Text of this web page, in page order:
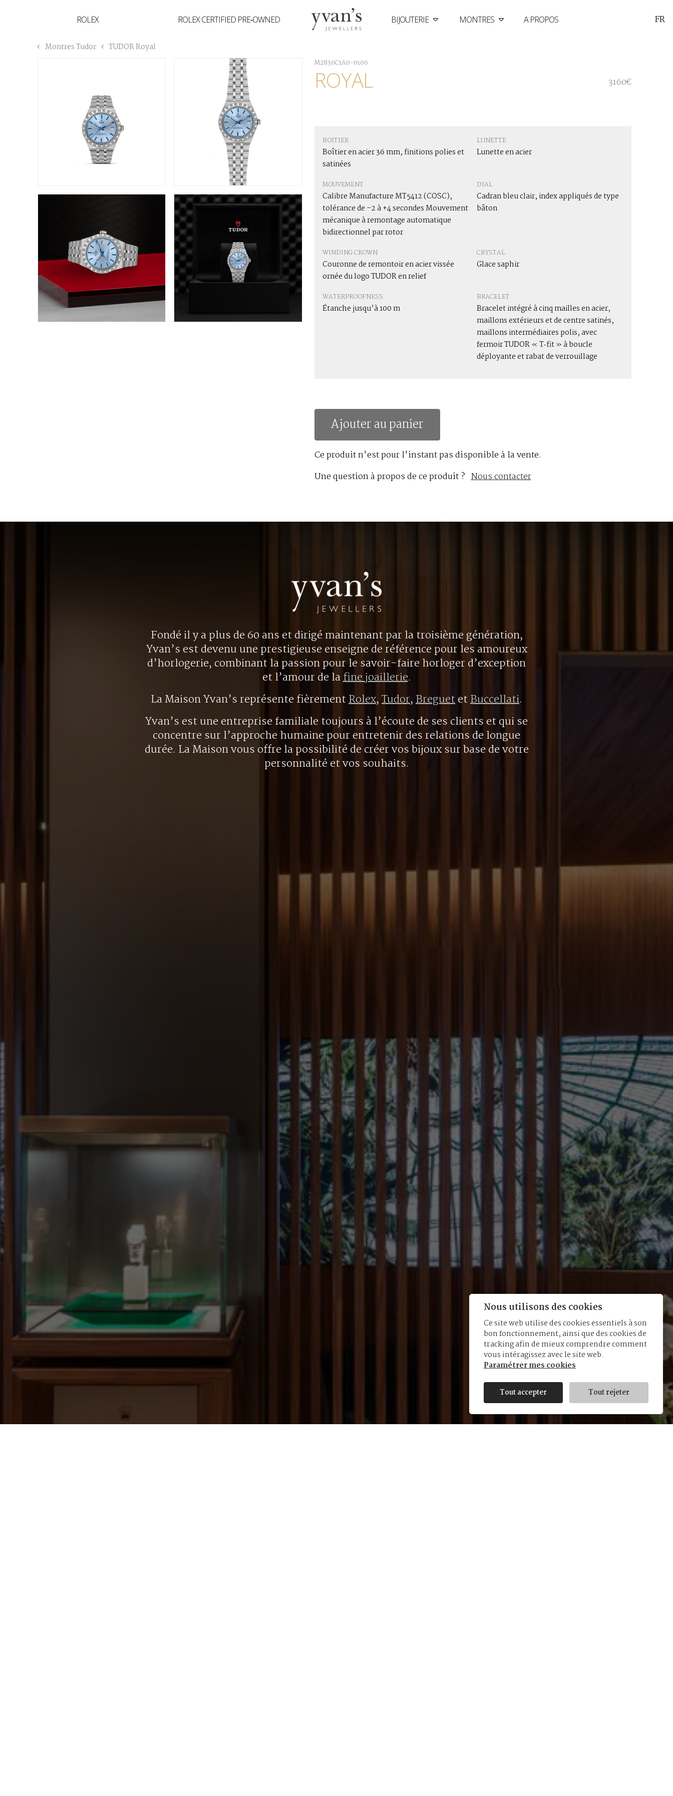
ROLEX ROLEX CERTIFIED PRE‑OWNED BIJOUTERIE
BUCCELLATI
MONTRES A PROPOS FR
Montres Tudor TUDOR Royal
M2836C1A0-0106
ROYAL 3160€
BOITIER
Boîtier en acier 36 mm, finitions polies et
satinées
LUNETTE
Lunette en acier
MOUVEMENT
Calibre Manufacture MT5412 (COSC),
tolérance de –2 à +4 secondes Mouvement
mécanique à remontage automatique
bidirectionnel par rotor
DIAL
Cadran bleu clair, index appliqués de type
bâton
WINDING CROWN
Couronne de remontoir en acier vissée
ornée du logo TUDOR en relief
CRYSTAL
Glace saphir
WATERPROOFNESS
Étanche jusqu’à 100 m
BRACELET
Bracelet intégré à cinq mailles en acier,
maillons extérieurs et de centre satinés,
maillons intermédiaires polis, avec
fermoir TUDOR « T‑fit » à boucle
déployante et rabat de verrouillage
Ajouter au panier
Ce produit n'est pour l'instant pas disponible à la vente.
Une question à propos de ce produit ? Nous contacter
Fondé il y a plus de 60 ans et dirigé maintenant par la troisième génération,
Yvan’s est devenu une prestigieuse enseigne de référence pour les amoureux
d’horlogerie, combinant la passion pour le savoir-faire horloger d’exception
et l’amour de lafine joaillerie.
La Maison Yvan’s représente fièrementRolex,Tudor,BreguetetBuccellati.
Yvan’s est une entreprise familiale toujours à l’écoute de ses clients et qui se
concentre sur l’approche humaine pour entretenir des relations de longue
durée. La Maison vous offre la possibilité de créer vos bijoux sur base de votre
personnalité et vos souhaits.
Nous utilisons des cookies
Ce site web utilise des cookies essentiels à son
bon fonctionnement, ainsi que des cookies de
tracking afin de mieux comprendre comment
vous intéragissez avec le site web.
Paramétrer mes cookies
Tout accepter Tout rejeter